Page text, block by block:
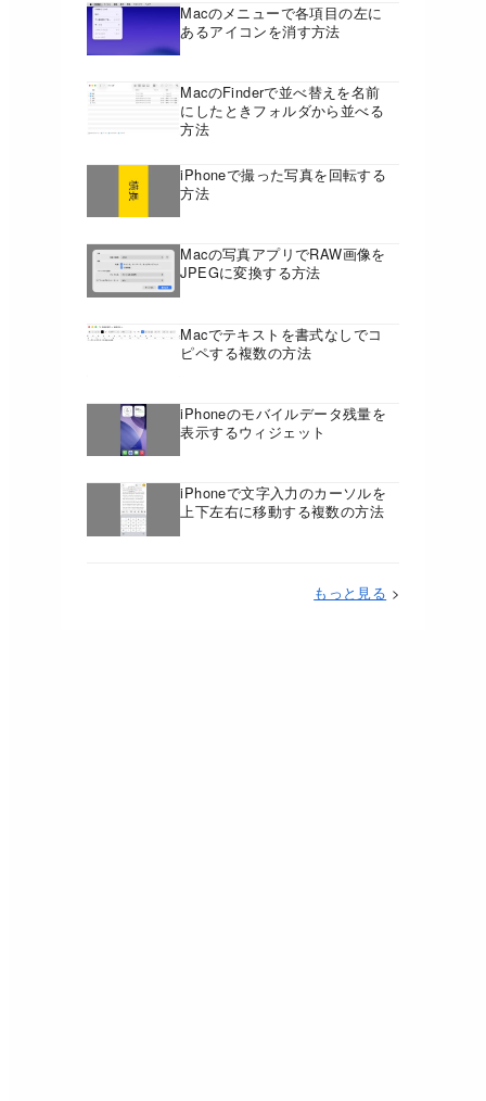
Macのメニューで各項目の左に
あるアイコンを消す方法
MacのFinderで並べ替えを名前
にしたときフォルダから並べる
方法
iPhoneで撮った写真を回転する
方法
Macの写真アプリでRAW画像を
JPEGに変換する方法
Macでテキストを書式なしでコ
ピペする複数の方法
iPhoneのモバイルデータ残量を
表示するウィジェット
iPhoneで文字入力のカーソルを
上下左右に移動する複数の方法
もっと見る >